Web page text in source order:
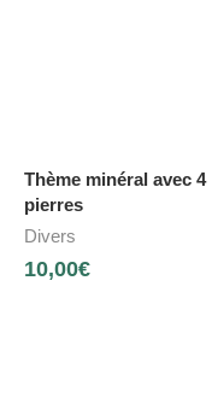
Thème minéral avec 4
pierres
Divers
10,00€